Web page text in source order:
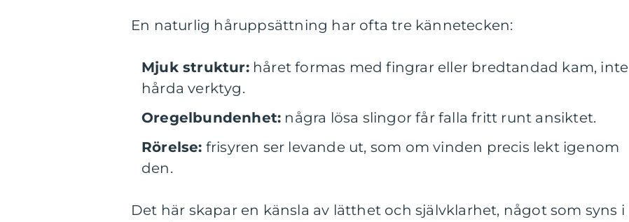
En naturlig håruppsättning har ofta tre kännetecken:
Mjuk struktur:håret formas med fingrar eller bredtandad kam, inte
hårda verktyg.
Oregelbundenhet: några lösa slingor får falla fritt runt ansiktet.
Rörelse: frisyren ser levande ut, som om vinden precis lekt igenom
den.
Det här skapar en känsla av lätthet och självklarhet, något som syns i